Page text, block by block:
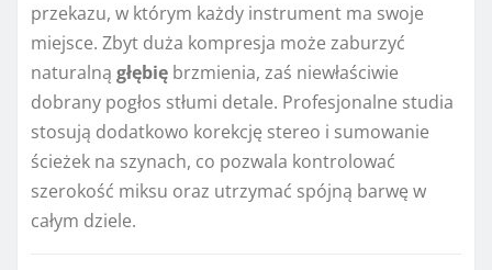
przekazu, w którym każdy instrument ma swoje
miejsce. Zbyt duża kompresja może zaburzyć
naturalną głębię brzmienia, zaś niewłaściwie
dobrany pogłos stłumi detale. Profesjonalne studia
stosują dodatkowo korekcję stereo i sumowanie
ścieżek na szynach, co pozwala kontrolować
szerokość miksu oraz utrzymać spójną barwę w
całym dziele.